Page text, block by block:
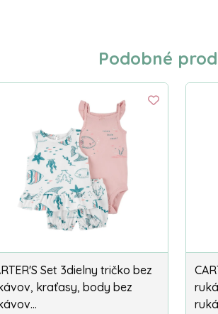
Podobné
Set 3dielny tričko bez
kraťasy, body bez